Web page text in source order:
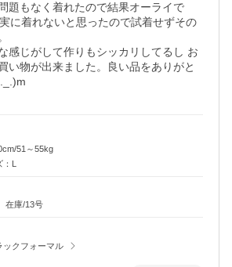
題もなく着れたので結果オーライで
に着れないと思ったので試着せずその
感じがして作りもシッカリしてるし お
い物が出来ました。良い品をありがと
51～55kg
L
在庫/13号
ックフォーマル